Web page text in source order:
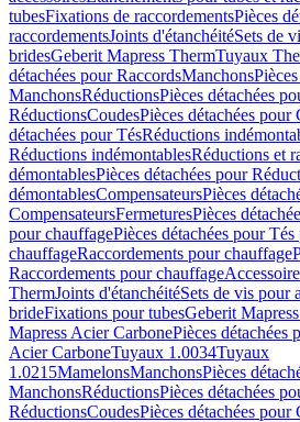
tubesFixations de raccordementsPièces
raccordementsJoints d'étanchéitéSets de
bridesGeberit Mapress ThermTuyaux
détachées pour RaccordsManchons
ManchonsRéductionsPièces détachées
RéductionsCoudesPièces détachées pour
détachées pour TésRéductions
Réductions indémontablesRéductions et
démontablesPièces détachées pour
démontablesCompensateursPièces
CompensateursFermeturesPièces
pour chauffagePièces détachées pour Tés
chauffageRaccordements pour chauffage
Raccordements pour chauffage
ThermJoints d'étanchéitéSets de vis pour
brideFixations pour tubesGeberit
Mapress Acier CarbonePièces détachées
Acier CarboneTuyaux 1.0034Tuyaux
1.0215MamelonsManchonsPièces
ManchonsRéductionsPièces détachées
RéductionsCoudesPièces détachées pour